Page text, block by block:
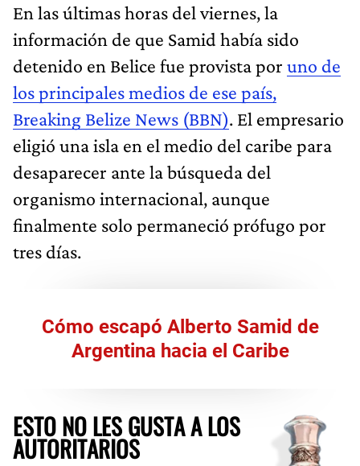
En las últimas horas del viernes, la
información de que Samid había sido
detenido en Belice fue provista por uno de
los principales medios de ese país,
Breaking Belize News (BBN). El empresario
eligió una isla en el medio del caribe para
desaparecer ante la búsqueda del
organismo internacional, aunque
finalmente solo permaneció prófugo por
tres días.
Cómo escapó Alberto Samid de
Argentina hacia el Caribe
ESTO NO LES GUSTA A LOS
AUTORITARIOS